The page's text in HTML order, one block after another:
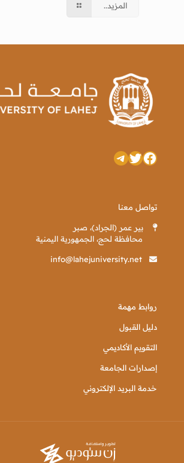
المزيد..
فيسبوك
تويترتيليجرام
تواصل معنا
بير عمر (الجراد)، صبر
محافظة لحج، الجمهورية اليمنية
info@lahejuniversity.net
روابط مهمة
دليل القبول
التقويم الأكاديمي
إصدارات الجامعة
خدمة البريد الإلكتروني